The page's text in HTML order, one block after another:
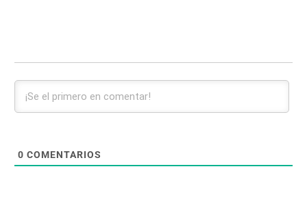
0 COMENTARIOS